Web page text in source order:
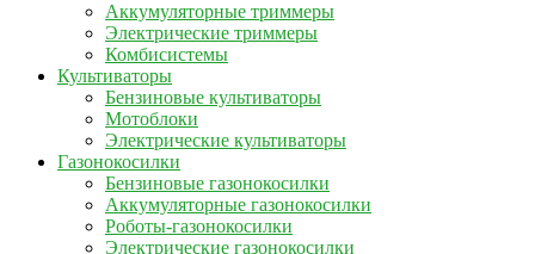
Аккумуляторные триммеры
Электрические триммеры
Комбисистемы
Культиваторы
Бензиновые культиваторы
Мотоблоки
Электрические культиваторы
Газонокосилки
Бензиновые газонокосилки
Аккумуляторные газонокосилки
Роботы-газонокосилки
Электрические газонокосилки